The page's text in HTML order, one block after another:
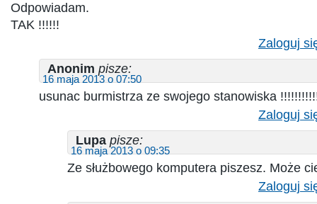
Odpowiadam.
TAK !!!!!!
Zaloguj
Anonim pisze:
16 maja 2013 o 07:50
usunac burmistrza ze swojego stanowiska
Zaloguj
Lupa pisze:
16 maja 2013 o 09:35
Ze służbowego komputera piszesz. Może
Zaloguj